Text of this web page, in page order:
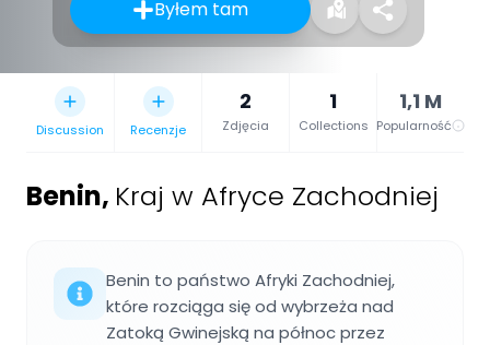
Byłem tam
Discussion Recenzje
2
Zdjęcia
1
Collections
1,1 M
Popularność
Benin, Kraj w Afryce Zachodniej
Benin to państwo Afryki Zachodniej,
które rozciąga się od wybrzeża nad
Zatoką Gwinejską na północ przez